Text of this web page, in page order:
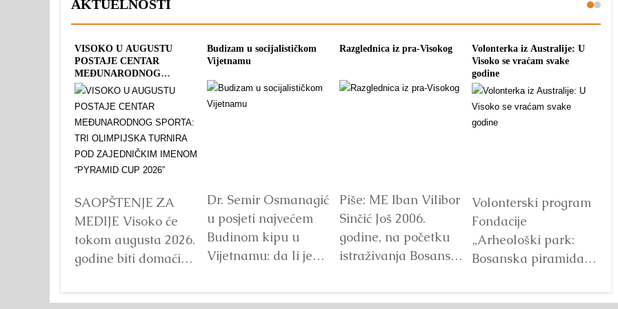
AKTUELNOSTI
VISOKO U AUGUSTU
POSTAJE CENTAR
MEĐUNARODNOG
SPORTA: TRI OLIMPIJSKA
ZAJEDNIČKIM IMENOM
“PYRAMID CUP 2026”
SAOPŠTENJE ZA
MEDIJE Visoko će
tokom augusta 2026.
godine biti domaćin
Budizam u socijalističkom
Vijetnamu
Dr. Semir Osmanagić
u posjeti najvećem
Budinom kipu u
Vijetnamu: da li je
Razglednica iz pra-Visokog
Piše: ME Iban Vilibor
Sinčić Još 2006.
godine, na početku
istraživanja Bosanske
Volonterka iz Australije: U
Visoko se vraćam svake
godine
Volonterski program
Fondacije
„Arheološki park:
Bosanska piramida